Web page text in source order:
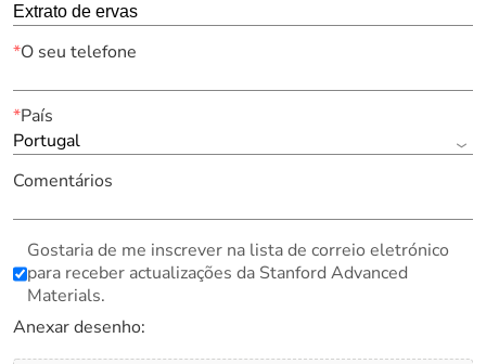
*O seu telefone
*País
Portugal
Comentários
Gostaria de me inscrever na lista de correio eletrónico
para receber actualizações da Stanford Advanced
Materials.
Anexar desenho: